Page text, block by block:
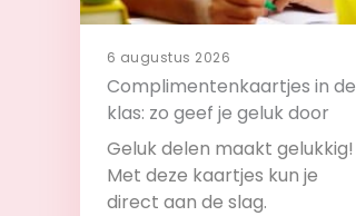
6 augustus 2026
Complimentenkaartjes in de
klas: zo geef je geluk door
Geluk delen maakt gelukkig!
Met deze kaartjes kun je
direct aan de slag.